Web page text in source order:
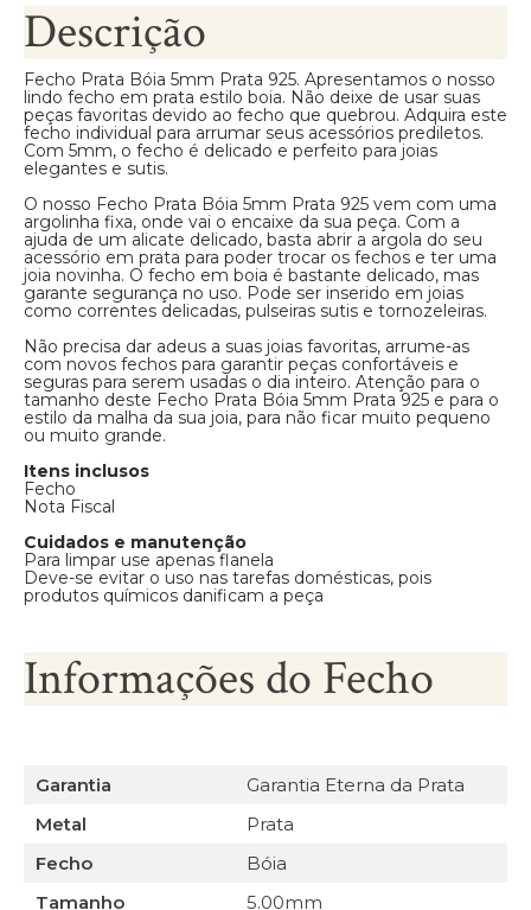
Descrição
Fecho Prata Bóia 5mm Prata 925. Apresentamos o nosso
lindo fecho em prata estilo boia. Não deixe de usar suas
peças favoritas devido ao fecho que quebrou. Adquira este
fecho individual para arrumar seus acessórios prediletos.
Com 5mm, o fecho é delicado e perfeito para joias
elegantes e sutis.
O nosso Fecho Prata Bóia 5mm Prata 925 vem com uma
argolinha fixa, onde vai o encaixe da sua peça. Com a
ajuda de um alicate delicado, basta abrir a argola do seu
acessório em prata para poder trocar os fechos e ter uma
joia novinha. O fecho em boia é bastante delicado, mas
garante segurança no uso. Pode ser inserido em joias
como correntes delicadas, pulseiras sutis e tornozeleiras.
Não precisa dar adeus a suas joias favoritas, arrume-as
com novos fechos para garantir peças confortáveis e
seguras para serem usadas o dia inteiro. Atenção para o
tamanho deste Fecho Prata Bóia 5mm Prata 925 e para o
estilo da malha da sua joia, para não ficar muito pequeno
ou muito grande.
Itens inclusos
Fecho
Nota Fiscal
Cuidados e manutenção
Para limpar use apenas flanela
Deve-se evitar o uso nas tarefas domésticas, pois
produtos químicos danificam a peça
Informações do Fecho
Garantia
Garantia Eterna da Prata
Metal
Prata
Fecho
Bóia
Tamanho
5.00mm